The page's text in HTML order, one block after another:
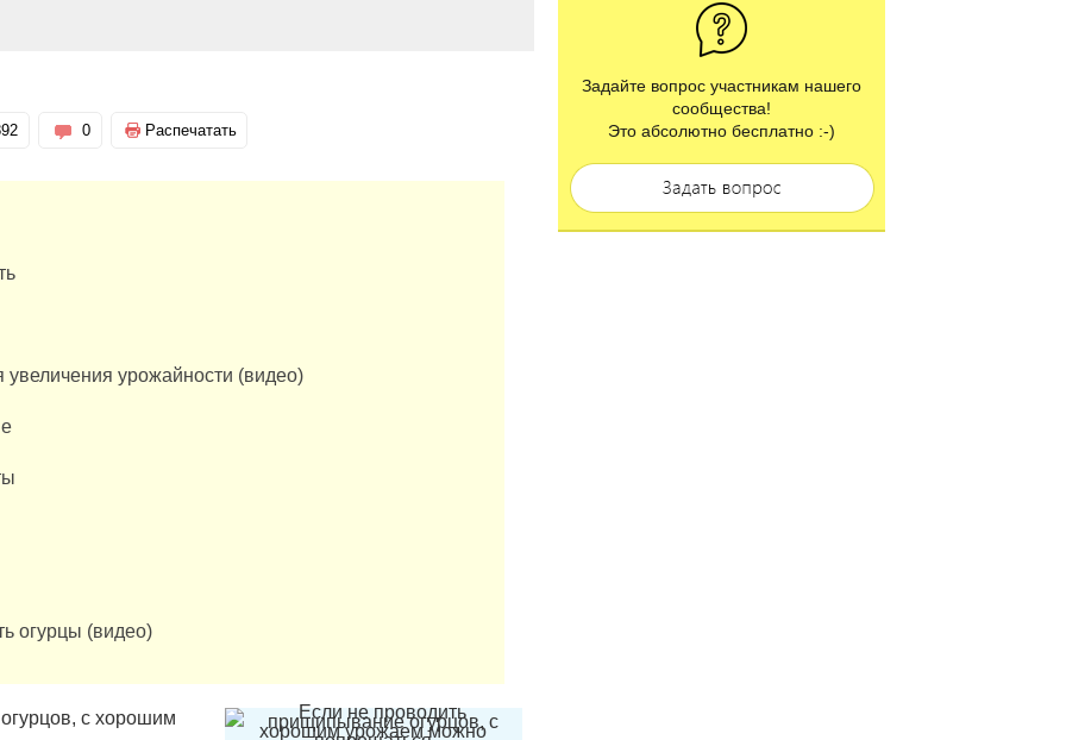
0 Распечатать
урожайности (видео)
огурцы (видео)
с хорошим
Задайте вопрос участникам нашего
сообщества!
Это абсолютно бесплатно :-)